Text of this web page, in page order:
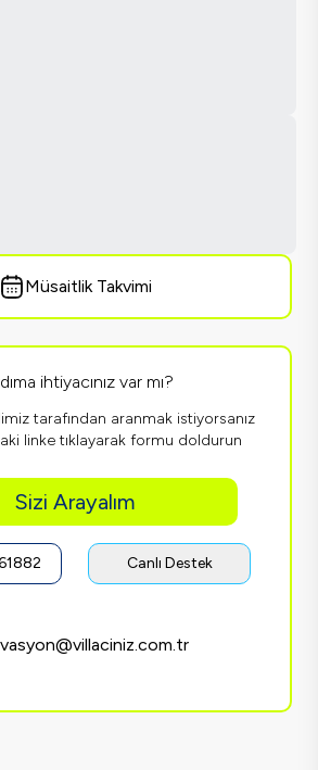
Müsaitlik Takvimi
ihtiyacınız var mı?
tarafından aranmak istiyorsanız
linke tıklayarak formu doldurun
Sizi Arayalım
Canlı Destek